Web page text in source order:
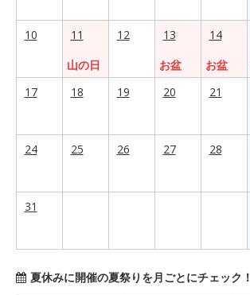
10
11
山の日
12
13
お盆
14
お盆
17
18 19 20 21
24 25 26 27 28
31
夏休みに開催の夏祭りを月ごとにチェック！